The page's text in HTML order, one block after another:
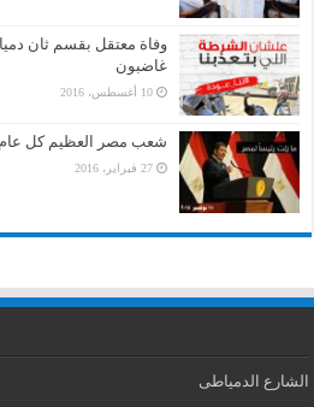
وفاة معتقل بقسم ثان
غاضبون
10 أغسطس، 2016
شعب مصر العظيم كل عام
27 فبراير، 2016
الشارع الدمياطى